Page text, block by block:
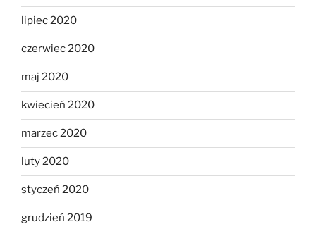
lipiec 2020
czerwiec 2020
maj 2020
kwiecień 2020
marzec 2020
luty 2020
styczeń 2020
grudzień 2019